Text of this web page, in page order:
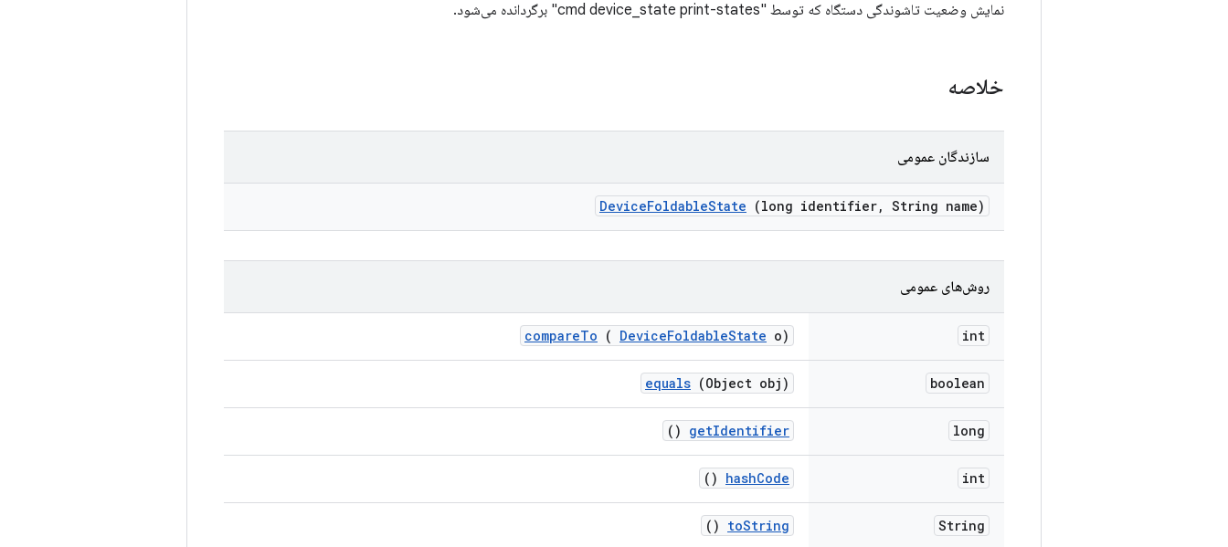
نمایش وضعیت تاشوندگی دستگاه که توسط "cmd device_state print-states" برگردانده می‌شود.
خلاصه
سازندگان عمومی
DeviceFoldableState (long identifier, String name)
روش‌های عمومی
int
compareTo ( DeviceFoldableState o)
boolean
equals (Object obj)
long
getIdentifier
()
int
hashCode
()
String
toString
()